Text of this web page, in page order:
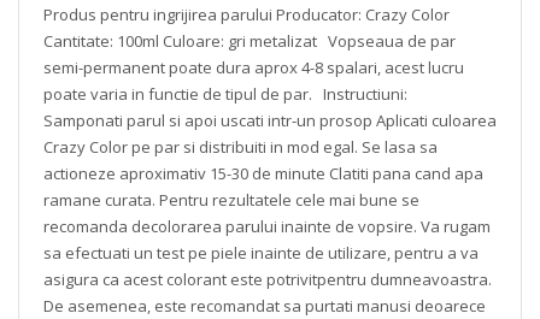
Produs pentru ingrijirea parului Producator: Crazy Color
Cantitate: 100ml Culoare: gri metalizat Vopseaua de par
semi-permanent poate dura aprox 4-8 spalari, acest lucru
poate varia in functie de tipul de par. Instructiuni:
Samponati parul si apoi uscati intr-un prosop Aplicati culoarea
Crazy Color pe par si distribuiti in mod egal. Se lasa sa
actioneze aproximativ 15-30 de minute Clatiti pana cand apa
ramane curata. Pentru rezultatele cele mai bune se
recomanda decolorarea parului inainte de vopsire. Va rugam
sa efectuati un test pe piele inainte de utilizare, pentru a va
asigura ca acest colorant este potrivitpentru dumneavoastra.
De asemenea, este recomandat sa purtati manusi deoarece